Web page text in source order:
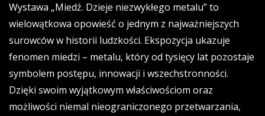
Wystawa „Miedź. Dzieje niezwykłego metalu” to
wielowątkowa opowieść o jednym z najważniejszych
surowców w historii ludzkości. Ekspozycja ukazuje
fenomen miedzi – metalu, który od tysięcy lat pozostaje
symbolem postępu, innowacji i wszechstronności.
Dzięki swoim wyjątkowym właściwościom oraz
możliwości niemal nieograniczonego przetwarzania,